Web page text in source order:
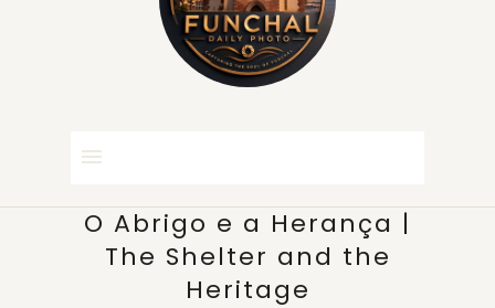
O Abrigo e a Herança |
The Shelter and the
Heritage